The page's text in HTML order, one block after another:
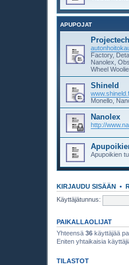
APUPOJAT
Projectech
Factory,
Nanolex,
Wheel
Shineld
Monello,
Nanolex
http://
Apupoikien
KIRJAUDU SISÄÄN •
Käyttäjätunnus:
PAIKALLAOLIJAT
Yhteensä 36 käyttäjää
Eniten yhtaikaisia
TILASTOT